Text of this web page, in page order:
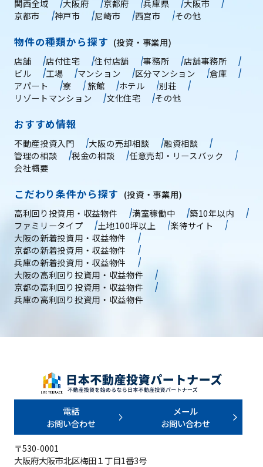
関西全域 大阪府 京都府 兵庫県
大阪市
京都市
神戸市 尼崎市 西宮市 その他
物件の種類から探す (投資・事業用)
店舗
店付住宅 住付店舗 事務所
店舗事務所
ビル
工場 マンション 区分マンション
倉庫
アパート
寮 旅館 ホテル
別荘
リゾートマンション
文化住宅 その他
おすすめ情報
不動産投資入門 大阪の売却相談
融資相談
管理の相談
税金の相談
任意売却・リースバック
会社概要
こだわり条件から探す (投資・事業用)
高利回り投資用・収益物件
満室稼働中
築10年以内
ファミリータイプ
土地100坪以上
楽待サイト
大阪の新着投資用・収益物件
京都の新着投資用・収益物件
兵庫の新着投資用・収益物件
大阪の高利回り投資用・収益物件
京都の高利回り投資用・収益物件
兵庫の高利回り投資用・収益物件
電話
お問い合わせ
メール
お問い合わせ
〒530-0001
大阪府大阪市北区梅田１丁目1番3号